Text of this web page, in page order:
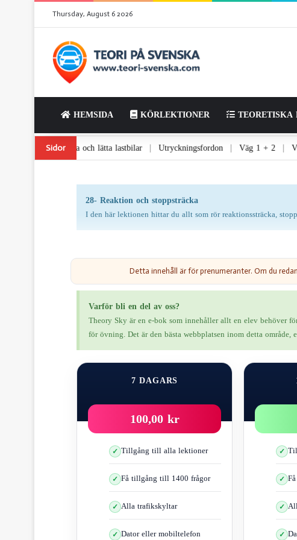
Thursday, August 6 2026
HEMSIDA KÖRLEKTIONER TEORETISKA
Sidor
och varningsljus | Tunga och lätta lastbilar | Utryckningsfordon | Väg 1
28- Reaktion och stoppsträcka
I den här lektionen hittar du allt som rör reaktionssträcka,
Reaktionsavståndet är
Reaktionsavståndet påverkas av
Detta innehåll är för prenumeranter. Om du
Varför bli en del av oss?
Theory Sky är en e-bok som innehåller allt en elev behöver
för övning. Det är den bästa webbplatsen inom detta
7 DAGARS
100,00 kr
Tillgång till alla lektioner
Få tillgång till 1400 frågor
Alla trafikskyltar
Dator eller mobiltelefon